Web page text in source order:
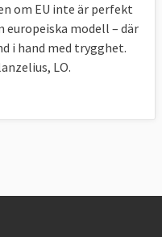
om EU inte är perfekt
europeiska modell – där
i hand med trygghet.
LO.